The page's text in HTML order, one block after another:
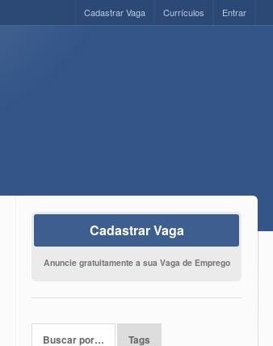
Entrar
Currículos
Cadastrar Vaga
Cadastrar Vaga
Anuncie gratuitamente a sua Vaga de Emprego
Buscar por… Tags